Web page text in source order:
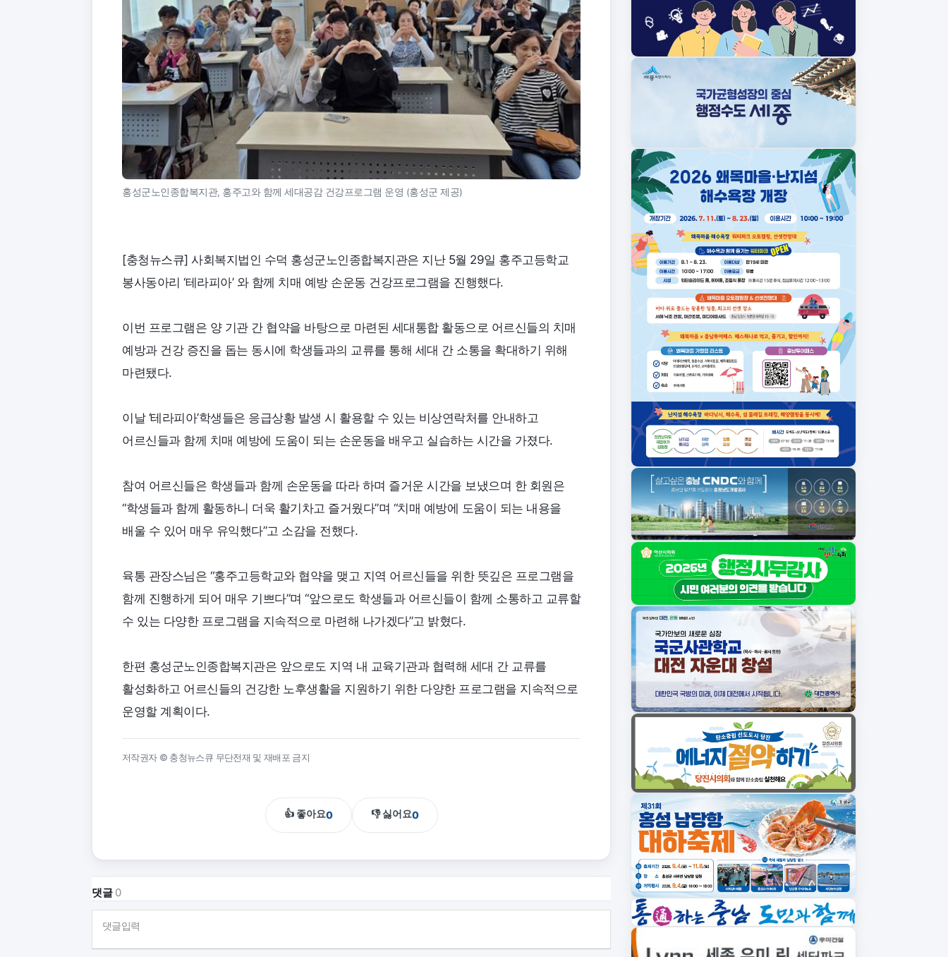
홍성군노인종합복지관, 홍주고와 함께 세대공감 건강프로그램 운영 (홍성군 제공)
[충청뉴스큐] 사회복지법인 수덕 홍성군노인종합복지관은 지난 5월 29일 홍주고등학교
봉사동아리 ‘테라피아’ 와 함께 치매 예방 손운동 건강프로그램을 진행했다.
이번 프로그램은 양 기관 간 협약을 바탕으로 마련된 세대통합 활동으로 어르신들의 치매
예방과 건강 증진을 돕는 동시에 학생들과의 교류를 통해 세대 간 소통을 확대하기 위해
마련됐다.
이날 ‘테라피아’학생들은 응급상황 발생 시 활용할 수 있는 비상연락처를 안내하고
어르신들과 함께 치매 예방에 도움이 되는 손운동을 배우고 실습하는 시간을 가졌다.
참여 어르신들은 학생들과 함께 손운동을 따라 하며 즐거운 시간을 보냈으며 한 회원은
“학생들과 함께 활동하니 더욱 활기차고 즐거웠다”며 “치매 예방에 도움이 되는 내용을
배울 수 있어 매우 유익했다”고 소감을 전했다.
육통 관장스님은 “홍주고등학교와 협약을 맺고 지역 어르신들을 위한 뜻깊은 프로그램을
함께 진행하게 되어 매우 기쁘다”며 “앞으로도 학생들과 어르신들이 함께 소통하고 교류할
수 있는 다양한 프로그램을 지속적으로 마련해 나가겠다”고 밝혔다.
한편 홍성군노인종합복지관은 앞으로도 지역 내 교육기관과 협력해 세대 간 교류를
활성화하고 어르신들의 건강한 노후생활을 지원하기 위한 다양한 프로그램을 지속적으로
운영할 계획이다.
저작권자 © 충청뉴스큐 무단전재 및 재배포 금지
👍 좋아요0 👎 싫어요0
댓글 0
댓글입력